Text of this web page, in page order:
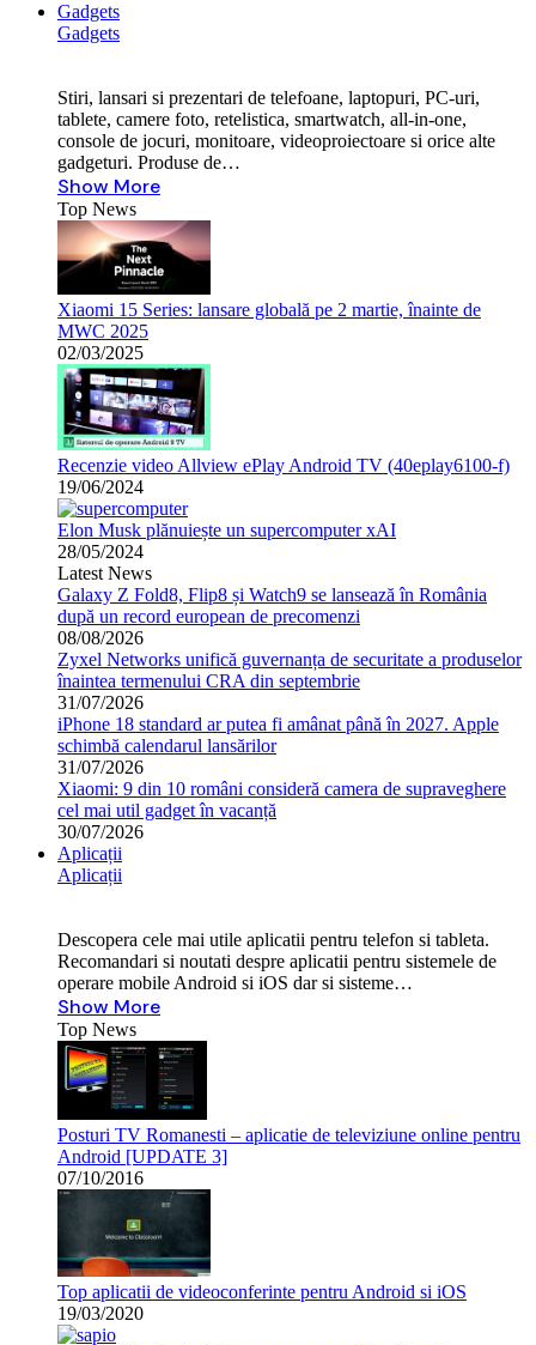
Gadgets
Gadgets
Stiri, lansari si prezentari de telefoane, laptopuri, PC-uri,
tablete, camere foto, retelistica, smartwatch, all-in-one,
console de jocuri, monitoare, videoproiectoare si orice alte
gadgeturi. Produse de…
Show More
Top News
Xiaomi 15 Series: lansare globală pe 2 martie, înainte de
MWC 2025
02/03/2025
Recenzie video Allview ePlay Android TV (40eplay6100-f)
19/06/2024
Elon Musk plănuiește un supercomputer xAI
28/05/2024
Latest News
Galaxy Z Fold8, Flip8 și Watch9 se lansează în România
după un record european de precomenzi
08/08/2026
Zyxel Networks unifică guvernanța de securitate a produselor
înaintea termenului CRA din septembrie
31/07/2026
iPhone 18 standard ar putea fi amânat până în 2027. Apple
schimbă calendarul lansărilor
31/07/2026
Xiaomi: 9 din 10 români consideră camera de supraveghere
cel mai util gadget în vacanță
30/07/2026
Aplicații
Aplicații
Descopera cele mai utile aplicatii pentru telefon si tableta.
Recomandari si noutati despre aplicatii pentru sistemele de
operare mobile Android si iOS dar si sisteme…
Show More
Top News
Posturi TV Romanesti – aplicatie de televiziune online pentru
Android [UPDATE 3]
07/10/2016
Top aplicatii de videoconferinte pentru Android si iOS
19/03/2020